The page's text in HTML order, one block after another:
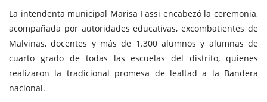
La intendenta municipal Marisa Fassi encabezó la ceremonia,
acompañada por autoridades educativas, excombatientes de
Malvinas, docentes y más de 1.300 alumnos y alumnas de
cuarto grado de todas las escuelas del distrito, quienes
realizaron la tradicional promesa de lealtad a la Bandera
nacional.